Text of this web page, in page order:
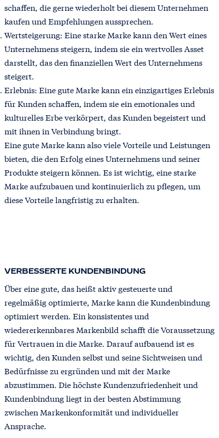
schaffen, die gerne wiederholt bei diesem Unternehmen
kaufen und Empfehlungen aussprechen.
Wertsteigerung: Eine starke Marke kann den Wert eines
Unternehmens steigern, indem sie ein wertvolles Asset
darstellt, das den finanziellen Wert des Unternehmens
steigert.
Erlebnis: Eine gute Marke kann ein einzigartiges Erlebnis
für Kunden schaffen, indem sie ein emotionales und
kulturelles Erbe verkörpert, das Kunden begeistert und
mit ihnen in Verbindung bringt.
Eine gute Marke kann also viele Vorteile und Leistungen
bieten, die den Erfolg eines Unternehmens und seiner
Produkte steigern können. Es ist wichtig, eine starke
Marke aufzubauen und kontinuierlich zu pflegen, um
diese Vorteile langfristig zu erhalten.
VERBESSERTE KUNDENBINDUNG
Über eine gute, das heißt aktiv gesteuerte und
regelmäßig optimierte, Marke kann die Kundenbindung
optimiert werden. Ein konsistentes und
wiedererkennbares Markenbild schafft die Voraussetzung
für Vertrauen in die Marke. Darauf aufbauend ist es
wichtig, den Kunden selbst und seine Sichtweisen und
Bedürfnisse zu ergründen und mit der Marke
abzustimmen. Die höchste Kundenzufriedenheit und
Kundenbindung liegt in der besten Abstimmung
zwischen Markenkonformität und individueller
Ansprache.